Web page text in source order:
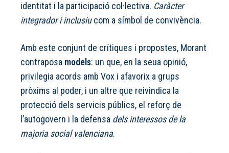
identitat i la participació col·lectiva. Caràcter
integrador i inclusiucom a símbol de convivència.
Amb este conjunt de crítiques i propostes, Morant
contraposa models: un que, en la seua opinió,
privilegia acords amb Vox i afavorix a grups
pròxims al poder, i un altre que reivindica la
protecció dels servicis públics, el reforç de
l’autogovern i la defensa dels interessos de la
majoria social valenciana.